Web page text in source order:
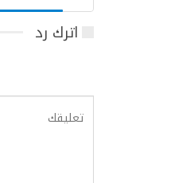
اترك رد